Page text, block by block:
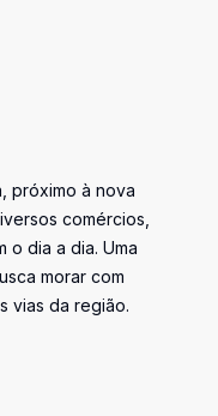
próximo à nova
comércios,
o dia a dia. Uma
morar com
vias da região.